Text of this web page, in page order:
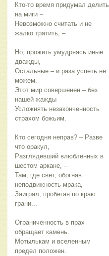
Кто-то время придумал делить
на миги –
Невозможно считать и не
жалко тратить, –
Но, прожить умудряясь иные
дважды,
Остальные – и раза успеть не
можем.
Этот мир совершенен – без
нашей жажды
Усложнять незаконченность
страхом божьим.
Кто сегодня неправ? – Разве
что оракул,
Разглядевший влюблённых в
шестом аркане, –
Там, где свет, обогнав
неподвижность мрака,
Заиграл, пробегая по краю
грани...
Ограниченность в прах
обращает камень.
Мотылькам и вселенным
предел положен.